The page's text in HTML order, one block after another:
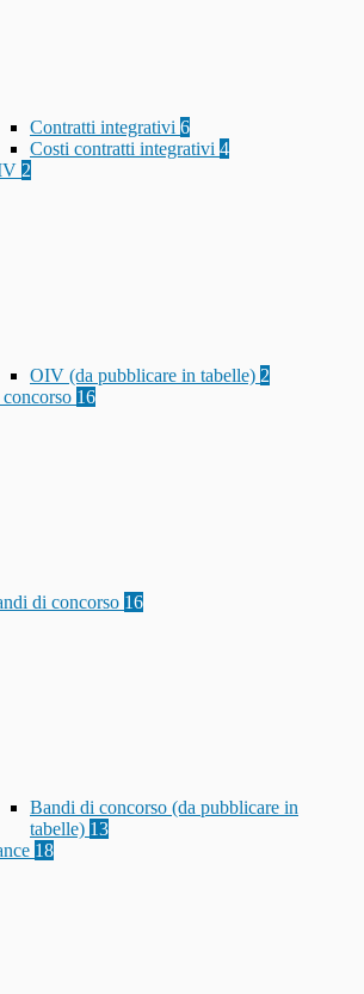
Contratti integrativi 6
Costi contratti integrativi 4
2
OIV (da pubblicare in tabelle) 2
16
di concorso 16
Bandi di concorso (da pubblicare in
tabelle) 13
18